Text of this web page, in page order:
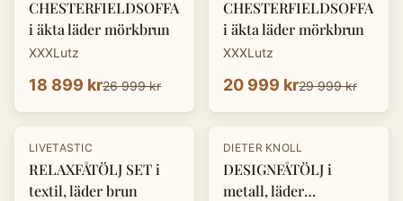
CHESTERFIELDSOFFA
i äkta läder mörkbrun
XXXLutz
18 899 kr26 999 kr
CHESTERFIELDSOFFA
i äkta läder mörkbrun
XXXLutz
20 999 kr29 999 kr
LIVETASTIC
RELAXFÅTÖLJ SET i
textil, läder brun
-30%
DIETER KNOLL
DESIGNFÅTÖLJ i
metall, läder